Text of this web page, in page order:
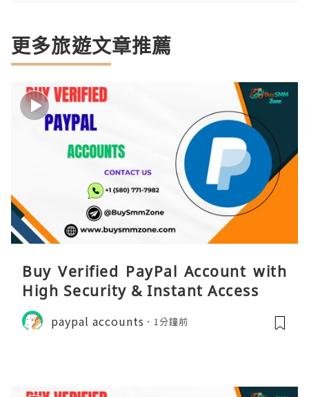
更多旅遊文章推薦
Buy Verified PayPal Account with
High Security & Instant Access
paypal accounts 1分鐘前